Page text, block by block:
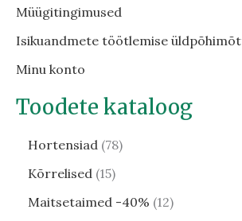
Müügitingimused
Isikuandmete töötlemise
Minu konto
Toodete kataloog
Hortensiad 78
Kõrrelised 15
Maitsetaimed -40% 12